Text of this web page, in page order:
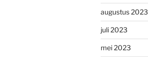
augustus 2023
juli 2023
mei 2023